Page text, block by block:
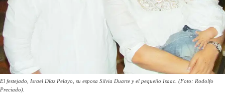
El festejado, Israel Díaz Pelayo, su esposa Silvia Duarte y el pequeño Isaac. (Foto: Rodolfo
Preciado).